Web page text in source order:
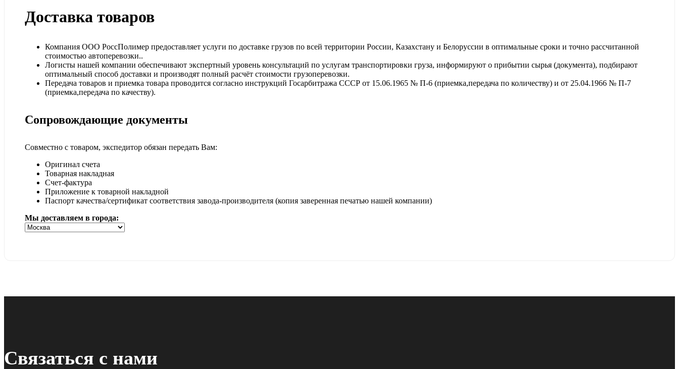
Доставка товаров
Компания ООО РоссПолимер предоставляет услуги по доставке грузов по всей территории России, Казахстану и Белоруссии в оптимальные сроки и точно рассчитанной
стоимостью автоперевозки..
Логисты нашей компании обеспечивают экспертный уровень консультаций по услугам транспортировки груза, информируют о прибытии сырья (документа), подбирают
оптимальный способ доставки и производят полный расчёт стоимости грузоперевозки.
Передача товаров и приемка товара проводится согласно инструкций Госарбитража СССР от 15.06.1965 № П-6 (приемка,передача по количеству) и от 25.04.1966 № П-7
(приемка,передача по качеству).
Сопровождающие документы
Совместно с товаром, экспедитор обязан передать Вам:
Оригинал счета
Товарная накладная
Счет-фактура
Приложение к товарной накладной
Паспорт качества/сертификат соответствия завода-производителя (копия заверенная печатью нашей компании)
Мы доставляем в города:
Связаться с нами